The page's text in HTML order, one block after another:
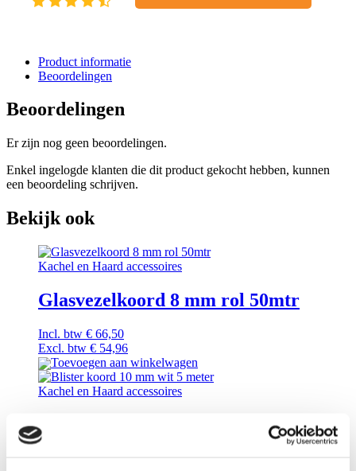
Product informatie
Beoordelingen
Beoordelingen
Er zijn nog geen beoordelingen.
Enkel ingelogde klanten die dit product gekocht hebben, kunnen
een beoordeling schrijven.
Bekijk ook
Kachel en Haard accessoires
Glasvezelkoord 8 mm rol 50mtr
Incl. btw € 66,50
Excl. btw € 54,96
Toevoegen aan winkelwagen
Kachel en Haard accessoires
Blister koord 10 mm wit 5 meter